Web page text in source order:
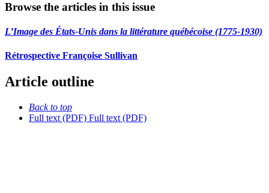
Browse the articles in this issue
L’Image des États-Unis dans la littérature québécoise (1775-1930)
Rétrospective Françoise Sullivan
Article outline
Back to top
Full text (PDF) Full text (PDF)